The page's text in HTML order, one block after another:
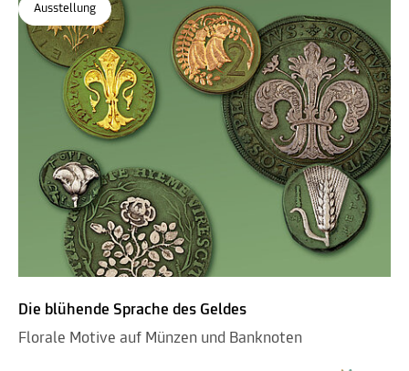
Ausstellung
Die blühende Sprache des Geldes
Florale Motive auf Münzen und Banknoten